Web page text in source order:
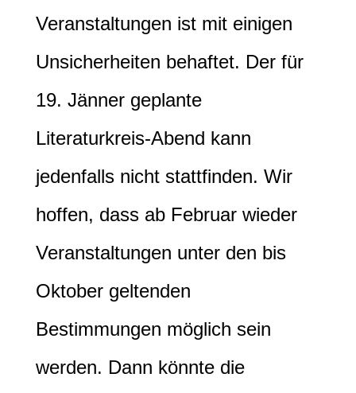
Veranstaltungen ist mit einigen
Unsicherheiten behaftet. Der für
19. Jänner geplante
Literaturkreis-Abend kann
jedenfalls nicht stattfinden. Wir
hoffen, dass ab Februar wieder
Veranstaltungen unter den bis
Oktober geltenden
Bestimmungen möglich sein
werden. Dann könnte die